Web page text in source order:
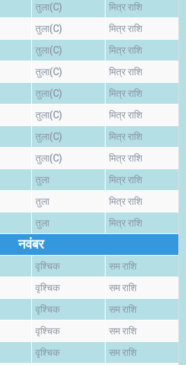
तुला(C) मित्र राशि
तुला(C) मित्र राशि
तुला(C) मित्र राशि
तुला(C) मित्र राशि
तुला(C) मित्र राशि
तुला(C) मित्र राशि
तुला(C) मित्र राशि
तुला(C) मित्र राशि
तुला मित्र राशि
तुला मित्र राशि
तुला मित्र राशि
नवंबर
वृश्चिक सम राशि
वृश्चिक सम राशि
वृश्चिक सम राशि
वृश्चिक सम राशि
वृश्चिक सम राशि